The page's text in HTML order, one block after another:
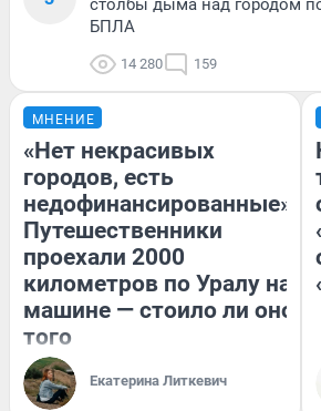
столбы дыма над городом
БПЛА
14 280 159
МНЕНИЕ
«Нет некрасивых
городов, есть
недофинансированные».
Путешественники
проехали 2000
километров по Уралу на
машине — стоило ли оно
того
Екатерина Литкевич